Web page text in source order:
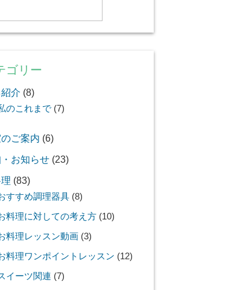
ゴリー
介 (8)
のこれまで (7)
ご案内 (6)
お知らせ (23)
(83)
すすめ調理器具 (8)
料理に対しての考え方 (10)
料理レッスン動画 (3)
料理ワンポイントレッスン (12)
イーツ関連 (7)